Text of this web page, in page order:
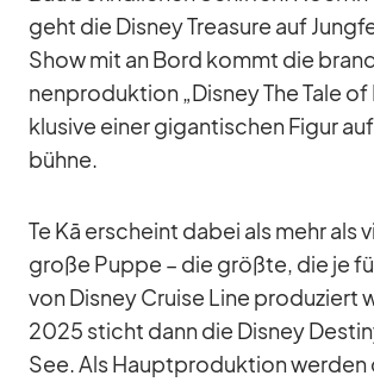
geht die Dis­ney Tre­asure auf
Show mit an Bord kommt die
nen­pro­duk­tion „Dis­ney The Tale
klu­sive ei­ner gi­gan­ti­schen Fi­gur
bühne.
Te Kā er­scheint da­bei als mehr als
große Puppe – die größte, die je
von Dis­ney Cruise Line pro­du­ziert
2025 sticht dann die Dis­ney
See. Als Haupt­pro­duk­tion